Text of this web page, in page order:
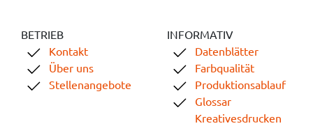
BETRIEB
Kontakt
Über uns
Stellenangebote
INFORMATIV
Datenblätter
Farbqualität
Produktionsablauf
Glossar
Kreativesdrucken